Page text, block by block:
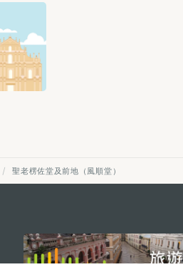
聖老楞佐堂及前地（風順堂）